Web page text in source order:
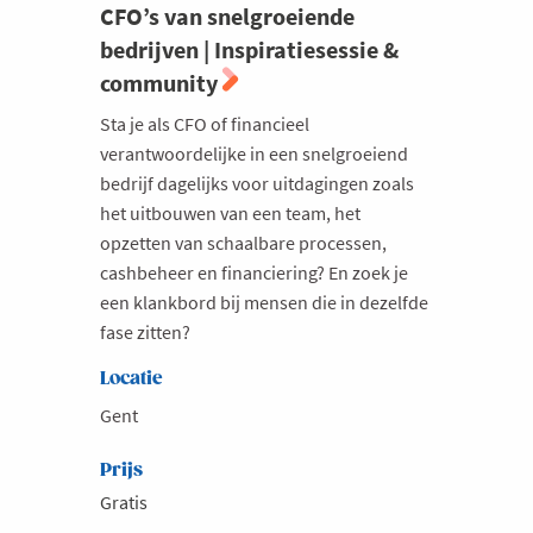
CFO’s van snelgroeiende
bedrijven | Inspiratiesessie &
community
Sta je als CFO of financieel
verantwoordelijke in een snelgroeiend
bedrijf dagelijks voor uitdagingen zoals
het uitbouwen van een team, het
opzetten van schaalbare processen,
cashbeheer en financiering? En zoek je
een klankbord bij mensen die in dezelfde
fase zitten?
Locatie
Gent
Prijs
Gratis